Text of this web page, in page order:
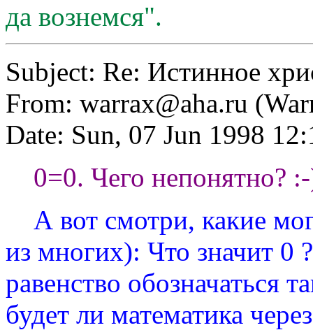
да вознемся".
Subject: Re: Истинное
From: warrax@aha.ru
Date: Sun, 07 Jun 1998
0=0. Чего непонятно?
А вот смотри, какие
из многих): Что значит 0
равенство обозначаться
будет ли математика